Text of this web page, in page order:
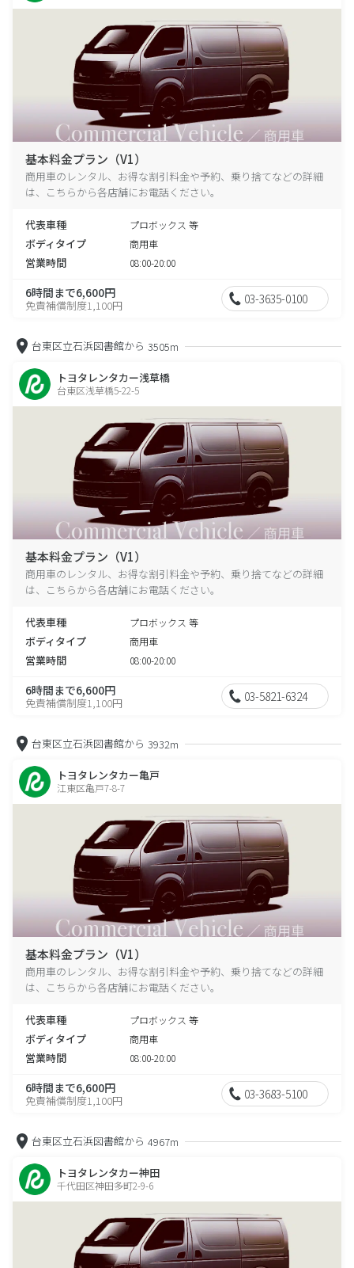
基本料金プラン（V1）
商用車のレンタル、お得な割引料金や予約、乗り捨てなどの詳細
は、こちらから各店舗にお電話ください。
代表車種 プロボックス 等
ボディタイプ 商用車
営業時間 08:00-20:00
6時間まで6,600円
免責補償制度1,100円 03-3635-0100
台東区立石浜図書館から 3505m
トヨタレンタカー浅草橋
台東区浅草橋5-22-5
基本料金プラン（V1）
商用車のレンタル、お得な割引料金や予約、乗り捨てなどの詳細
は、こちらから各店舗にお電話ください。
代表車種 プロボックス 等
ボディタイプ 商用車
営業時間 08:00-20:00
6時間まで6,600円
免責補償制度1,100円 03-5821-6324
台東区立石浜図書館から 3932m
トヨタレンタカー亀戸
江東区亀戸7-8-7
基本料金プラン（V1）
商用車のレンタル、お得な割引料金や予約、乗り捨てなどの詳細
は、こちらから各店舗にお電話ください。
代表車種 プロボックス 等
ボディタイプ 商用車
営業時間 08:00-20:00
6時間まで6,600円
免責補償制度1,100円 03-3683-5100
台東区立石浜図書館から 4967m
トヨタレンタカー神田
千代田区神田多町2-9-6